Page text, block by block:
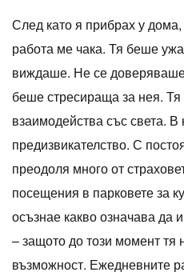
След като я прибрах у
работа ме чака. Тя беше
виждаше. Не се
беше стресираща за нея.
взаимодейства със света.
предизвикателство. С
преодоля много от
посещения в парковете за
осъзнае какво означава да
– защото до този момент тя
възможност. Ежедневните